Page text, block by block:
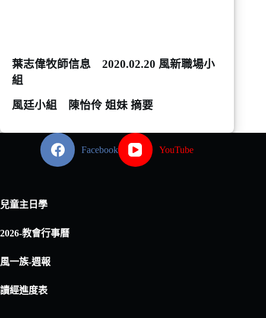
葉志偉牧師信息 2020.02.20 風新職場小
組
風廷小組 陳怡伶 姐妹 摘要
Facebook YouTube
兒童主日學
2026-教會行事曆
風一族-週報
讀經進度表